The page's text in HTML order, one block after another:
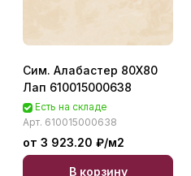
Сим. Алабастер 80X80
Лап 610015000638
Есть на складе
Арт. 610015000638
от 3 923.20 ₽/м2
В корзину